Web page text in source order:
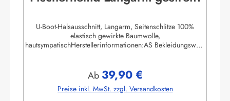
U-Boot-Halsausschnitt, Langarm, Seitenschlitze 100%
elastisch gewirkte Baumwolle,
hautsympatischHerstellerinformationen:AS Bekleidungswerk
Regulärer Preis:
Ab 39,90 €
Preise inkl. MwSt. zzgl. Versandkosten